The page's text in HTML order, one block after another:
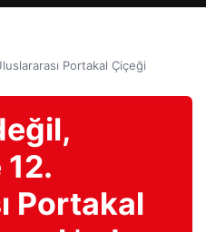
Portakal Çiçeği
Portakal